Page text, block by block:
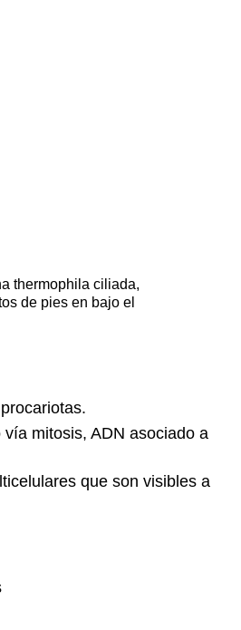
thermophila ciliada,
de pies en bajo el
mitosis, ADN asociado a
que son visibles a